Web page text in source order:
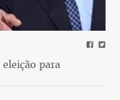
para